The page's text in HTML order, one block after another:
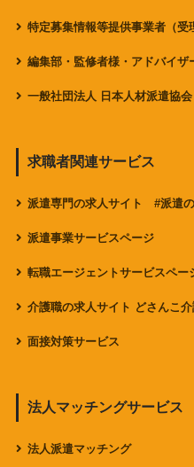
特定募集情報等提供事業者（受
編集部・監修者様・アドバイザ
一般社団法人 日本人材派遣協会
求職者関連サービス
派遣専門の求人サイト #派遣
派遣事業サービスページ
転職エージェントサービスペー
介護職の求人サイト どさんこ
面接対策サービス
法人マッチングサービス
法人派遣マッチング